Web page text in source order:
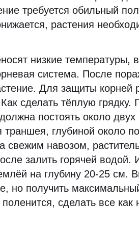
требуется обильный
растения
низкие температуры,
система. После
Для защиты корней
сделать тёплую грядку.
постоять около
траншея, глубиной около
свежим навозом,
залить горячей водой.
на глубину 20-25 см.
но получить
сделать все как